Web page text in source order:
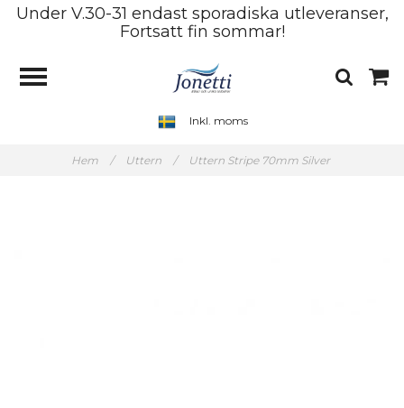
Under V.30-31 endast sporadiska utleveranser,
Fortsatt fin sommar!
Inkl. moms
Hem / Uttern / Uttern Stripe 70mm Silver